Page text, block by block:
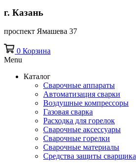
г. Казань
проспект Ямашева 37
0 Корзина
Menu
Каталог
Сварочные аппараты
Автоматизация сварки
Воздушные компрессоры
Газовая сварка
Расходка для горелок
Сварочные аксессуары
Сварочные горелки
Сварочные материалы
Средства защиты сварщика